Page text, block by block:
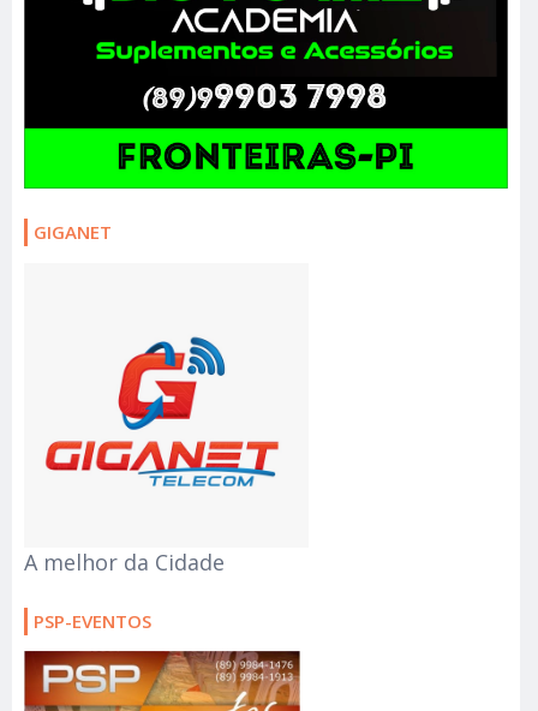
GIGANET
A melhor da Cidade
PSP-EVENTOS